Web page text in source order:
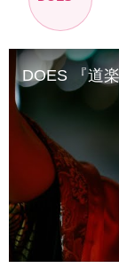
DOES 『道